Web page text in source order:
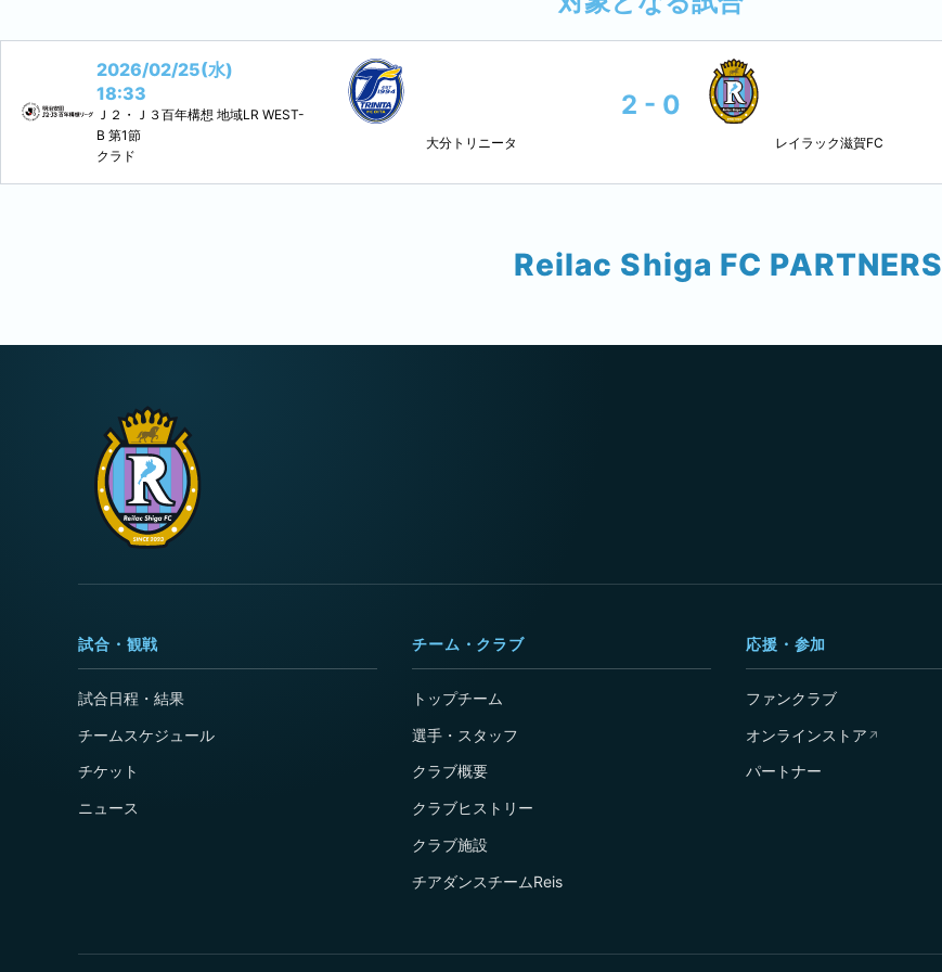
2026/02/25(水)
18:33
Ｊ２・Ｊ３百年構想 地域LR WEST-
B 第1節
クラド
大分トリニータ
2 - 0
レイラック滋賀FC
Reilac Shiga FC PARTNERS
試合・観戦
試合日程・結果
チームスケジュール
チケット
ニュース
チーム・クラブ
トップチーム
選手・スタッフ
クラブ概要
クラブヒストリー
クラブ施設
チアダンスチームReis
応援・参加
ファンクラブ
オンラインストア ↗
パートナー